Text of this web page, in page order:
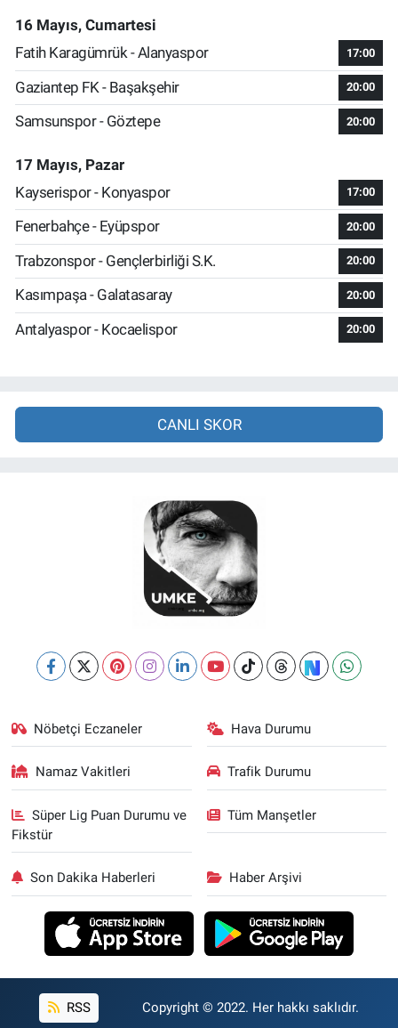
16 Mayıs, Cumartesi
Fatih Karagümrük - Alanyaspor
17:00
Gaziantep FK - Başakşehir 20:00
Samsunspor - Göztepe 20:00
17 Mayıs, Pazar
Kayserispor - Konyaspor
17:00
Fenerbahçe - Eyüpspor 20:00
Trabzonspor - Gençlerbirliği S.K. 20:00
Kasımpaşa - Galatasaray 20:00
Antalyaspor - Kocaelispor 20:00
CANLI SKOR
Nöbetçi Eczaneler Hava Durumu
Namaz Vakitleri Trafik Durumu
Süper Lig Puan Durumu ve
Fikstür
Tüm Manşetler
Son Dakika Haberleri Haber Arşivi
RSS Copyright © 2022. Her hakkı saklıdır.